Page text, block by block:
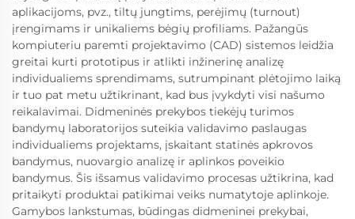
aplikacijoms, pvz., tiltų jungtims, perėjimų (turnout)
įrengimams ir unikaliems bėgių profiliams. Pažangūs
kompiuteriu paremti projektavimo (CAD) sistemos leidžia
greitai kurti prototipus ir atlikti inžinerinę analizę
individualiems sprendimams, sutrumpinant plėtojimo laiką
ir tuo pat metu užtikrinant, kad bus įvykdyti visi našumo
reikalavimai. Didmeninės prekybos tiekėjų turimos
bandymų laboratorijos suteikia validavimo paslaugas
individualiems projektams, įskaitant statinės apkrovos
bandymus, nuovargio analizę ir aplinkos poveikio
bandymus. Šis išsamus validavimo procesas užtikrina, kad
pritaikyti produktai patikimai veiks numatytoje aplinkoje.
Gamybos lankstumas, būdingas didmeninei prekybai,